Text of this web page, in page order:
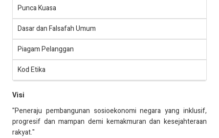
Punca Kuasa
Dasar dan Falsafah Umum
Piagam Pelanggan
Kod Etika
Visi
"Peneraju pembangunan sosioekonomi negara yang inklusif,
progresif dan mampan demi kemakmuran dan kesejahteraan
rakyat."